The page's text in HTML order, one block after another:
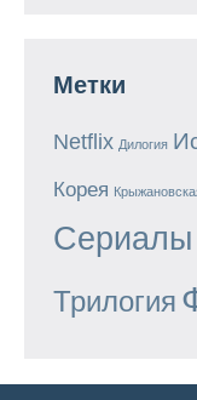
Метки
Netflix Дилогия
Корея
Сериалы
Трилогия